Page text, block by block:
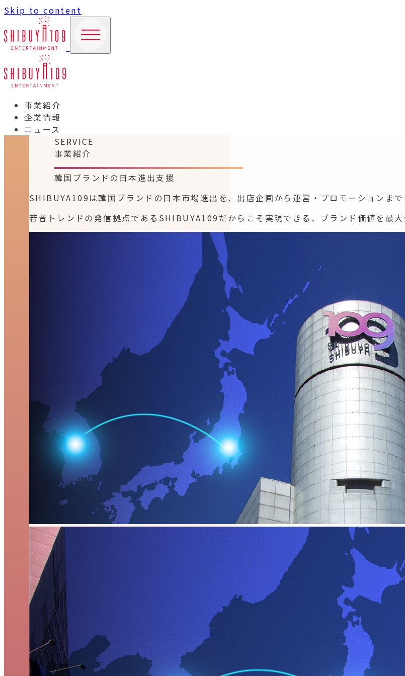
Skip to content
事業紹介
企業情報
ニュース
SERVICE
事業紹介
韓国ブランドの日本進出支援
SHIBUYA109は韓国ブランドの日本市場進出を、出店企画から運営・プロモーションまで
若者トレンドの発信拠点であるSHIBUYA109だからこそ実現できる、ブランド価値を最大